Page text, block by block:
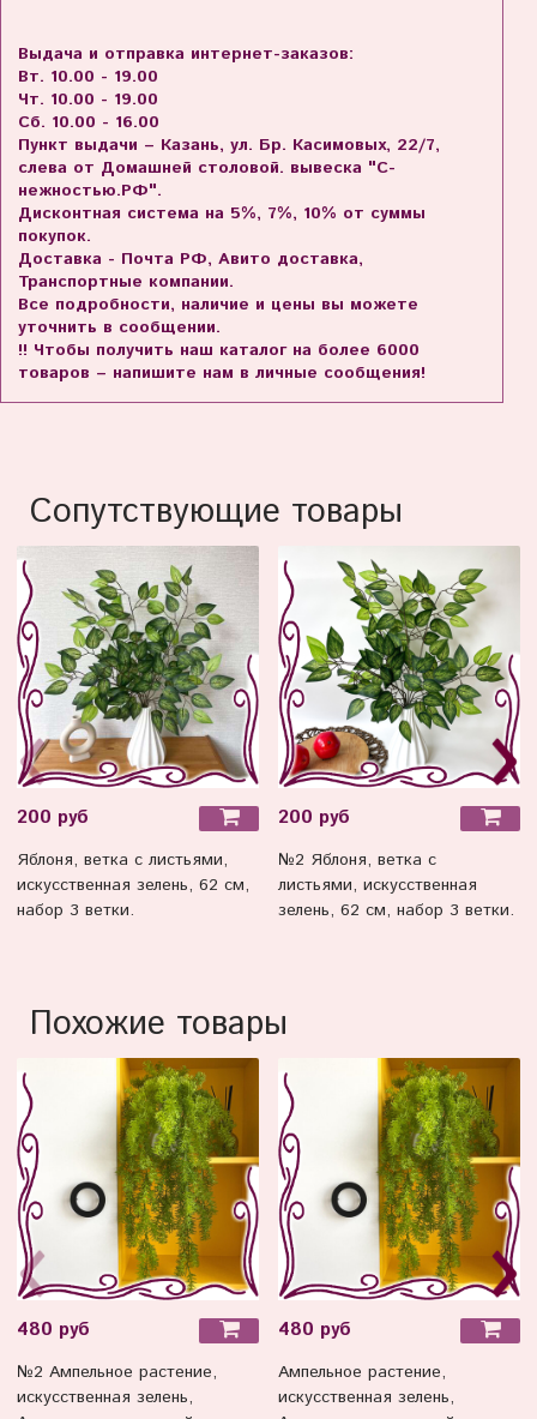
Выдача и отправка интернет-заказов:
Вт. 10.00 - 19.00
Чт. 10.00 - 19.00
Сб. 10.00 - 16.00
Пункт выдачи – Казань, ул. Бр. Касимовых, 22/7,
слева от Домашней столовой. вывеска "С-
нежностью.РФ".
Дисконтная система на 5%, 7%, 10% от суммы
покупок.
Доставка - Почта РФ, Авито доставка,
Транспортные компании.
Все подробности, наличие и цены вы можете
уточнить в сообщении.
!! Чтобы получить наш каталог на более 6000
товаров – напишите нам в личные сообщения!
Сопутствующие товары
200 руб
Яблоня, ветка с листьями,
искусственная зелень, 62 см,
набор 3 ветки.
200 руб
№2 Яблоня, ветка с
листьями, искусственная
зелень, 62 см, набор 3 ветки.
Похожие товары
480 руб
№2 Ампельное растение,
искусственная зелень,
480 руб
Ампельное растение,
искусственная зелень,